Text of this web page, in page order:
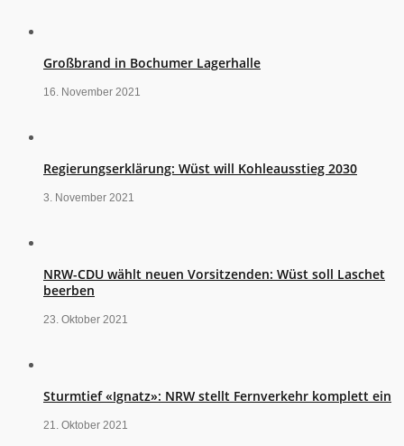
Großbrand in Bochumer Lagerhalle
16. November 2021
Regierungserklärung: Wüst will Kohleausstieg 2030
3. November 2021
NRW-CDU wählt neuen Vorsitzenden: Wüst soll Laschet
beerben
23. Oktober 2021
Sturmtief «Ignatz»: NRW stellt Fernverkehr komplett ein
21. Oktober 2021